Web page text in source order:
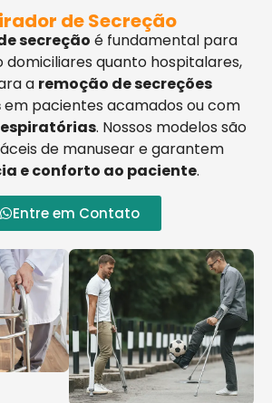
de Secreção
secreção é fundamental para
domiciliares quanto hospitalares,
a remoção de secreções
em pacientes acamados ou com
. Nossos modelos são
de manusear e garantem
e conforto ao paciente.
Entre em Contato